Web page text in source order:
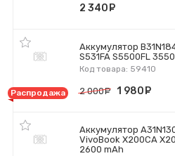
2 340
Аккумулятор
S531FA S5500FL
Код товара: 59410
Распродажа 2 000 руб.
1 980
Аккумулятор
VivoBook X200CA
2600 mAh